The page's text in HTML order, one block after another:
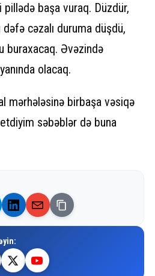
başa vuraq. Düzdür,
cəzalı duruma düşdü,
buraxacaq. Əvəzində
olacaq.
mərhələsinə birbaşa vəsiqə
səbəblər də buna